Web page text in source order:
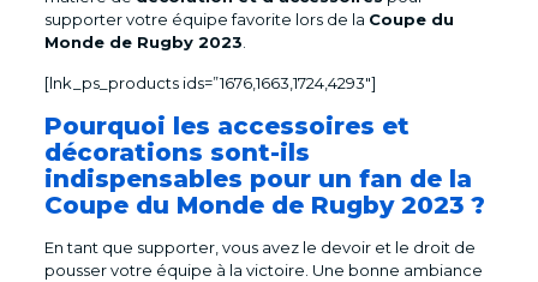
supporter votre équipe favorite lors de la Coupe du
Monde de Rugby 2023
[lnk_ps_products ids=”1676,1663,1724,4293″]
Pourquoi les accessoires et
décorations sont-ils
indispensables pour un fan de la
Coupe du Monde de Rugby 2023 ?
En tant que supporter, vous avez le devoir et le droit de
pousser votre équipe à la victoire. Une bonne ambiance